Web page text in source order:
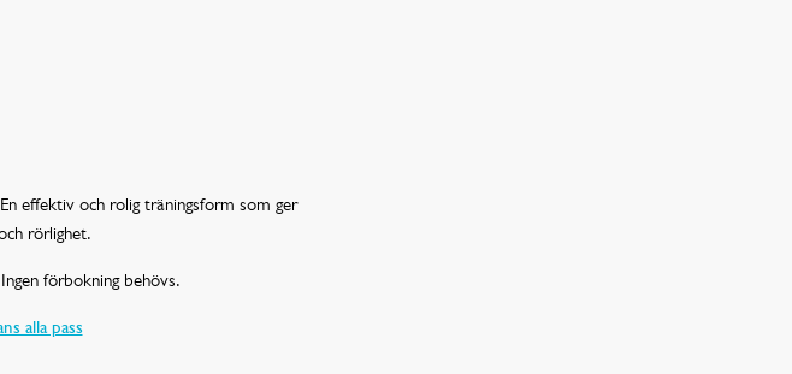
effektiv och rolig träningsform som ger
rörlighet.
förbokning behövs.
alla pass